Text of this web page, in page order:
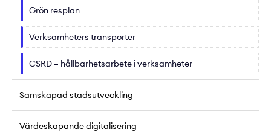
Grön resplan
Verksamheters transporter
CSRD – hållbarhetsarbete i verksamheter
Samskapad stadsutveckling
Värdeskapande digitalisering